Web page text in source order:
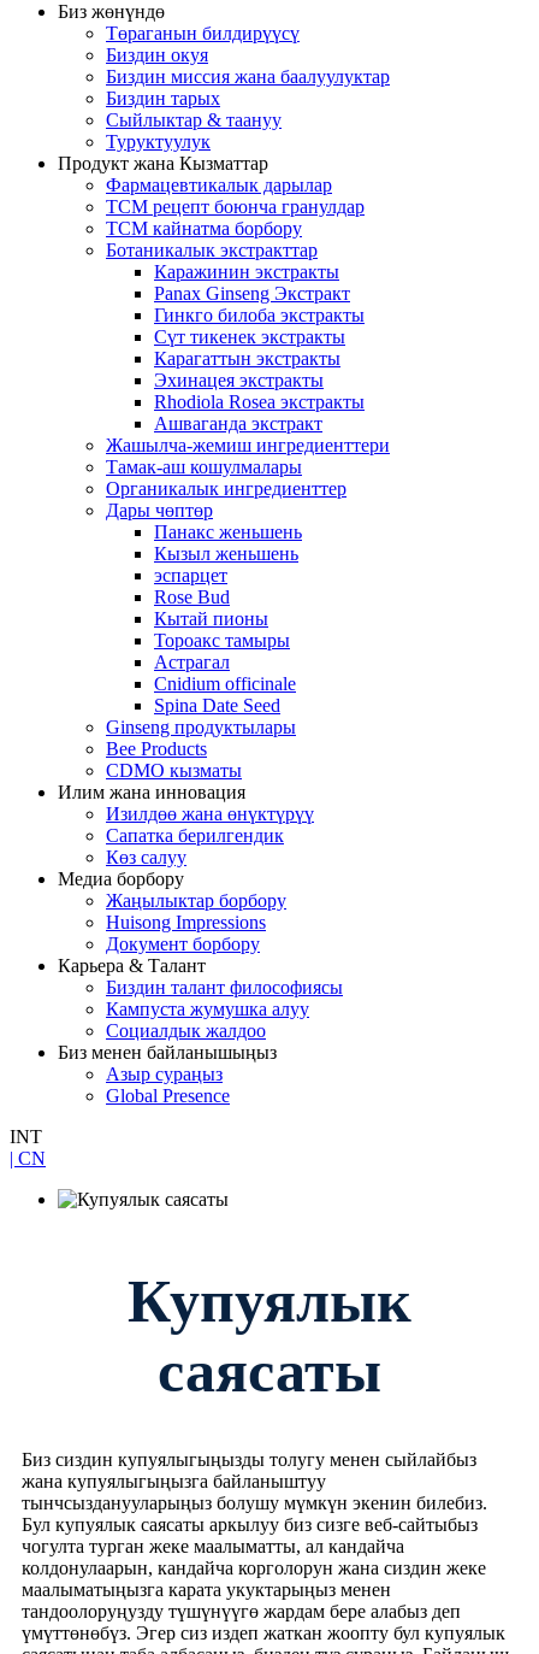
Биз жөнүндө
Төраганын билдирүүсү
Биздин окуя
Биздин миссия жана баалуулуктар
Биздин тарых
Сыйлыктар & таануу
Туруктуулук
Продукт жана Кызматтар
Фармацевтикалык дарылар
TCM рецепт боюнча гранулдар
TCM кайнатма борбору
Ботаникалык экстракттар
Каражинин экстракты
Panax Ginseng Экстракт
Гинкго билоба экстракты
Сүт тикенек экстракты
Карагаттын экстракты
Эхинацея экстракты
Rhodiola Rosea экстракты
Ашваганда экстракт
Жашылча-жемиш ингредиенттери
Тамак-аш кошулмалары
Органикалык ингредиенттер
Дары чөптөр
Панакс женьшень
Кызыл женьшень
эспарцет
Rose Bud
Кытай пионы
Тороакс тамыры
Астрагал
Cnidium officinale
Spina Date Seed
Ginseng продуктылары
Bee Products
CDMO кызматы
Илим жана инновация
Изилдөө жана өнүктүрүү
Сапатка берилгендик
Көз салуу
Медиа борбору
Жаңылыктар борбору
Huisong Impressions
Документ борбору
Карьера & Талант
Биздин талант философиясы
Кампуста жумушка алуу
Социалдык жалдоо
Биз менен байланышыңыз
Азыр сураңыз
Global Presence
INT
| CN
Купуялык
саясаты
Биз сиздин купуялыгыңызды толугу менен сыйлайбыз
жана купуялыгыңызга байланыштуу
тынчсызданууларыңыз болушу мүмкүн экенин билебиз.
Бул купуялык саясаты аркылуу биз сизге веб-сайтыбыз
чогулта турган жеке маалыматты, ал кандайча
колдонулаарын, кандайча корголорун жана сиздин жеке
маалыматыңызга карата укуктарыңыз менен
тандоолоруңузду түшүнүүгө жардам бере алабыз деп
үмүттөнөбүз. Эгер сиз издеп жаткан жоопту бул купуялык